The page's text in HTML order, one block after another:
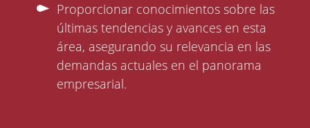
Proporcionar conocimientos sobre las
últimas tendencias y avances en esta
área, asegurando su relevancia en las
demandas actuales en el panorama
empresarial.